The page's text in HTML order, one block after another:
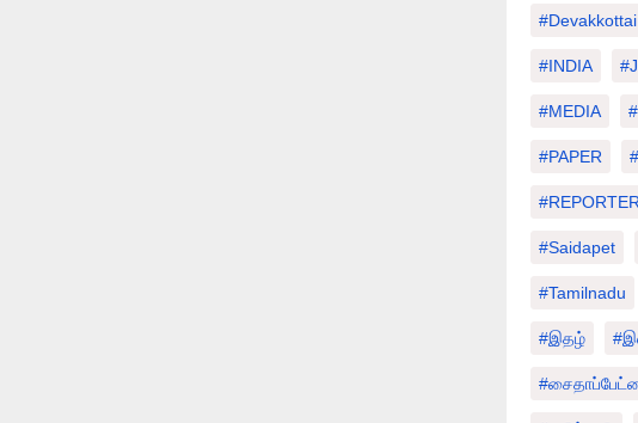
#devakkottai
#INDIA
#MEDIA
#PAPER
#saidapet
#tamilnadu
#இதழ்